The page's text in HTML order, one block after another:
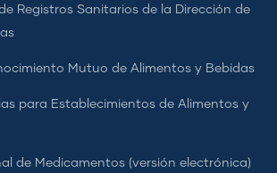
Registros Sanitarios de la Dirección de
Mutuo de Alimentos y Bebidas
para Establecimientos de Alimentos y
de Medicamentos (versión electrónica)